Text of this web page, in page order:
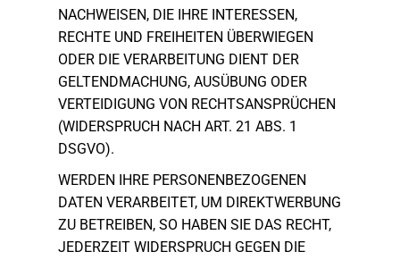
NACHWEISEN, DIE IHRE INTERESSEN,
RECHTE UND FREIHEITEN ÜBERWIEGEN
ODER DIE VERARBEITUNG DIENT DER
GELTENDMACHUNG, AUSÜBUNG ODER
VERTEIDIGUNG VON RECHTSANSPRÜCHEN
(WIDERSPRUCH NACH ART. 21 ABS. 1
DSGVO).
WERDEN IHRE PERSONENBEZOGENEN
DATEN VERARBEITET, UM DIREKTWERBUNG
ZU BETREIBEN, SO HABEN SIE DAS RECHT,
JEDERZEIT WIDERSPRUCH GEGEN DIE